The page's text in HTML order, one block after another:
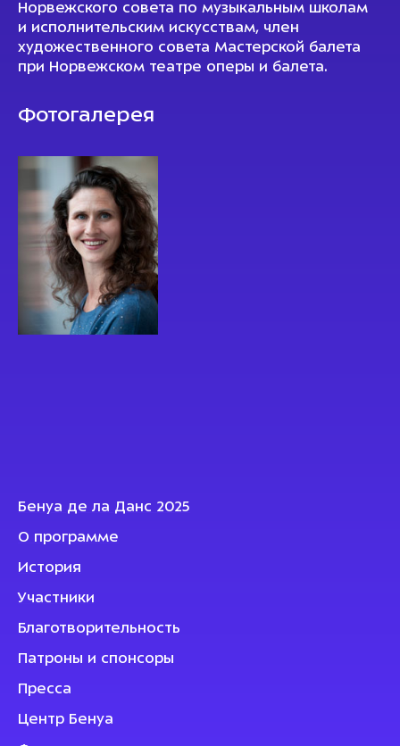
Норвежского совета по музыкальным школам
и исполнительским искусствам, член
художественного совета Мастерской балета
при Норвежском театре оперы и балета.
Фотогалерея
Бенуа де ла Данс 2025
О программе
История
Участники
Благотворительность
Патроны и спонсоры
Пресса
Центр Бенуа